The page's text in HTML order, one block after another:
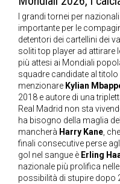
I grandi tornei per
importante per le
detentori dei cartellini dei
soliti top player ad attirare
più attesi ai Mondiali
squadre candidate al
menzionare Kylian
2018 e autore di una
Real Madrid non sta
ha bisogno della maglia
mancherà Harry Kane,
finali consecutive perse
gol nel sangue è Erling
nazionale più prolifica
possibilità di stupire dopo